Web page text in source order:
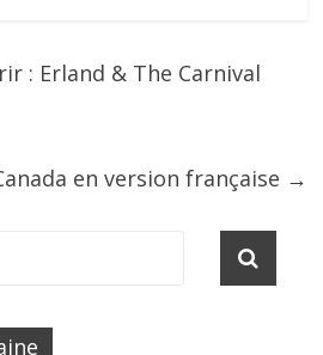
: Erland & The Carnival
en version française →